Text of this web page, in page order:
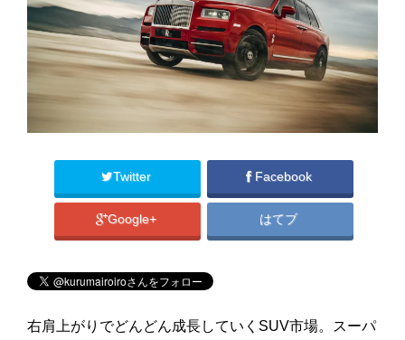
Twitter Facebook
Google+ はてブ
右肩上がりでどんどん成長していくSUV市場。スーパ